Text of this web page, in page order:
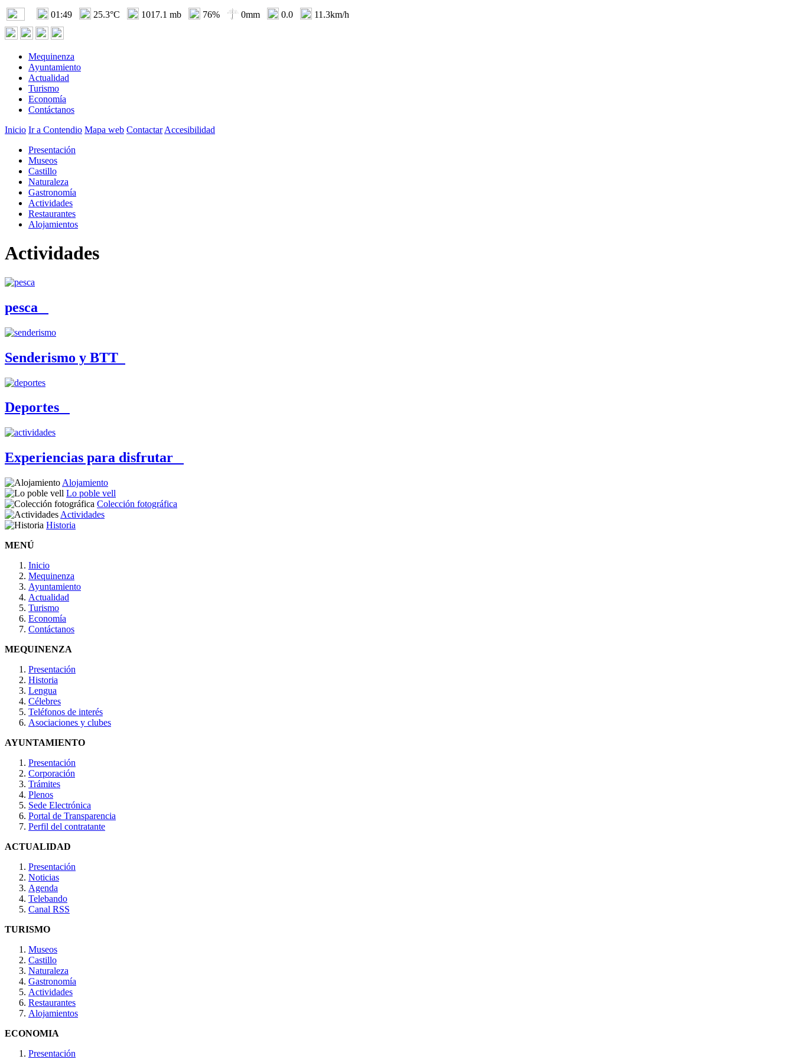
01:49 25.3°C 1017.1 mb 76% 0mm 0.0 11.3km/h
Mequinenza
Ayuntamiento
Actualidad
Turismo
Economía
Contáctanos
Inicio Ir a Contendio Mapa web Contactar Accesibilidad
Presentación
Museos
Castillo
Naturaleza
Gastronomía
Actividades
Restaurantes
Alojamientos
Actividades
pesca
Senderismo y BTT
Deportes
Experiencias para disfrutar
Alojamiento
Lo poble vell
Colección fotográfica
Actividades
Historia
MENÚ
Inicio
Mequinenza
Ayuntamiento
Actualidad
Turismo
Economía
Contáctanos
MEQUINENZA
Presentación
Historia
Lengua
Célebres
Teléfonos de interés
Asociaciones y clubes
AYUNTAMIENTO
Presentación
Corporación
Trámites
Plenos
Sede Electrónica
Portal de Transparencia
Perfil del contratante
ACTUALIDAD
Presentación
Noticias
Agenda
Telebando
Canal RSS
TURISMO
Museos
Castillo
Naturaleza
Gastronomía
Actividades
Restaurantes
Alojamientos
ECONOMIA
Presentación